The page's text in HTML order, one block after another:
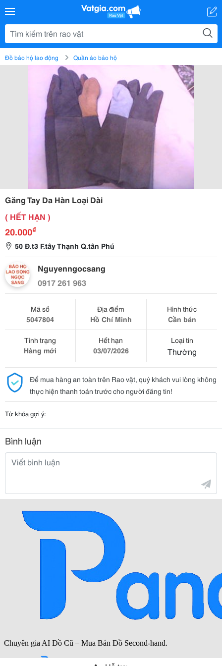
Đồ bảo hộ lao động Quần áo bảo hộ
Găng Tay Da Hàn Loại Dài
( HẾT HẠN )
20.000₫
50 Đ.t3 F.tây Thạnh Q.tân Phú
Nguyenngocsang
0917 261 963
Mã số
5047804
Địa điểm
Hồ Chí Minh
Hình thức
Cần bán
Tình trạng
Hàng mới
Hết hạn
03/07/2026
Loại tin
Thường
Để mua hàng an toàn trên Rao vặt, quý khách vui lòng không
thực hiện thanh toán trước cho người đăng tin!
Từ khóa gợi ý:
Bình luận